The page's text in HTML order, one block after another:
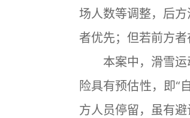
场人数等调整，后
者优先；但若前方者
本案中，滑雪运
险具有预估性，即“
方人员停留，虽有